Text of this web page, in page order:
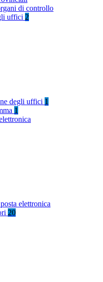
di controllo
uffici 2
degli uffici 1
1
elettronica
20